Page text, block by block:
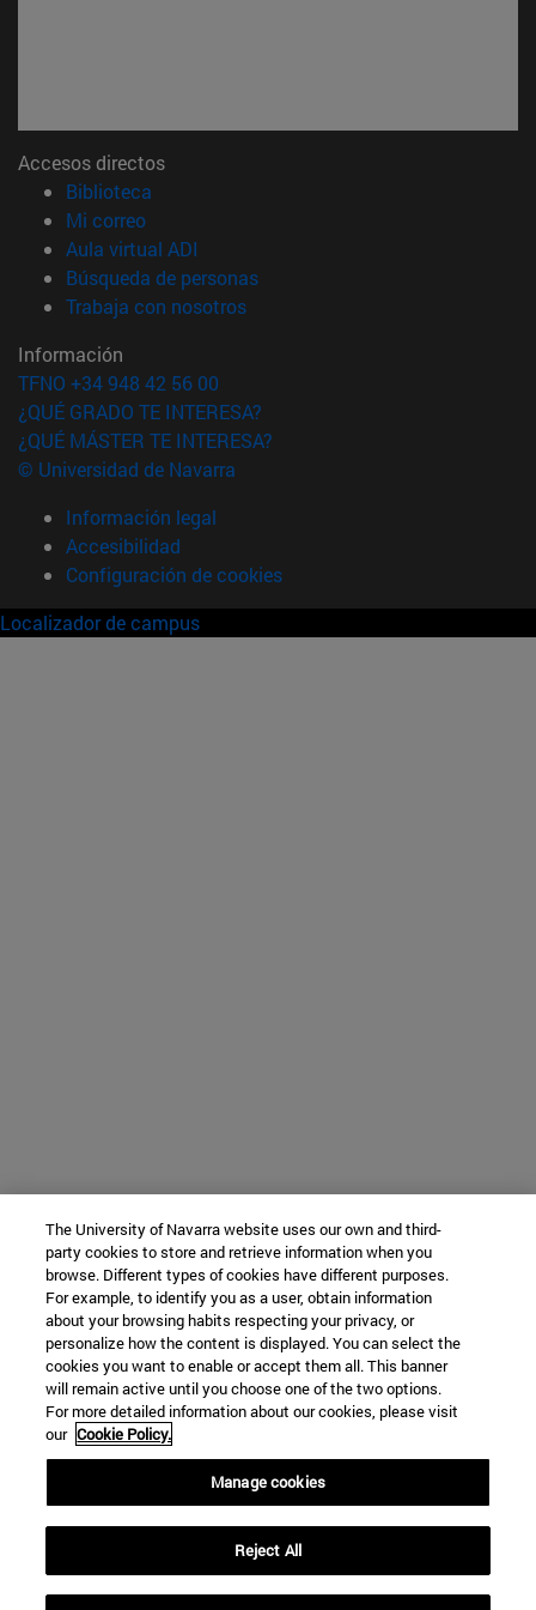
Accesos directos
Biblioteca
Mi correo(abre en nueva ventana)
Aula virtual ADI
Búsqueda de personas(abre en nueva ventana)
Trabaja con nosotros(abre en nueva ventana)
Información
TFNO +34 948 42 56 00
¿QUÉ GRADO TE INTERESA?
¿QUÉ MÁSTER TE INTERESA?
© Universidad de Navarra
Información legal
Accesibilidad
Configuración de cookies
Localizador de campus
The University of Navarra website uses our own and third-
party cookies to store and retrieve information when you
browse. Different types of cookies have different purposes.
For example, to identify you as a user, obtain information
about your browsing habits respecting your privacy, or
personalize how the content is displayed. You can select the
cookies you want to enable or accept them all. This banner
will remain active until you choose one of the two options.
For more detailed information about our cookies, please visit
our Cookie Policy.
Manage cookies
Reject All